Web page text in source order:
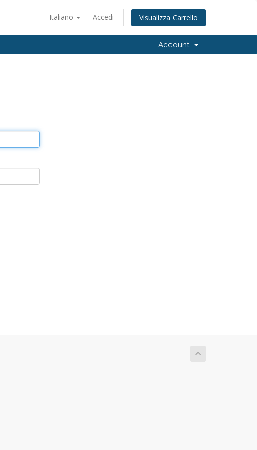
Italiano Accedi Visualizza Carrello
Account